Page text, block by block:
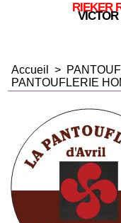
RIEKER
VICTOR
Accueil >
PANTOUFLERIE